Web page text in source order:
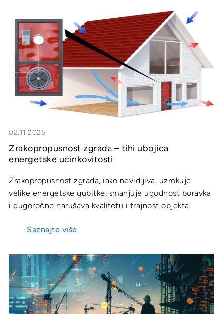
02.11.2025.
Zrakopropusnost zgrada – tihi ubojica
energetske učinkovitosti
Zrakopropusnost zgrada, iako nevidljiva, uzrokuje
velike energetske gubitke, smanjuje ugodnost boravka
i dugoročno narušava kvalitetu i trajnost objekta.
Saznajte više